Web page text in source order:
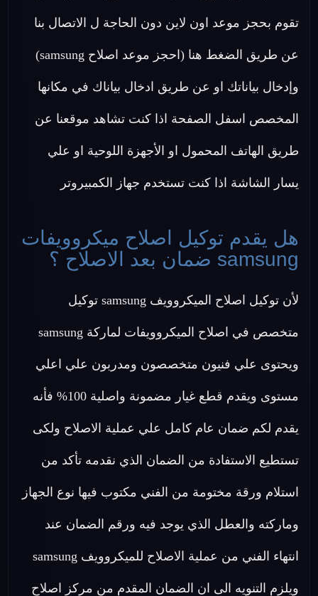
تقوم بحجز موعد اون لاين دون الحاجة ل الاتصال بنا
عن طريق الضغط هنا (احجز موعد اصلاح samsung)
وإدخال بياناتك او عن طريق ادخال بياناك في مكانها
المخصص اسفل الصفحة اذا كنت تشاهد موقعنا عن
طريق الهاتف المحمول او الأجهزة اللوحية او علي
يسار الشاشة اذا كنت تستخدم جهاز الكمبيروتر
هل يقدم توكيل اصلاح ميكروويفات
samsung ضمان بعد الاصلاح ؟
لأن توكيل اصلاح الميكروويف samsung توكيل
متخصص في اصلاح الميكروويفات لماركة samsung
ويحتوى علي فنيون متخصصون ومدربون علي اعلي
مستوى ويقدم قطع غيار مضمونة واصلية 100% فأنه
يقدم لكم ضمان عام كامل علي عملية الاصلاح ولكى
تستطيع الاستفادة من الضمان الذي نقدمه تأكد من
استلام ورقة مختومة من الفني مكتوب فيها نوع الجهاز
وماركته والعطل الذي يوجد فيه ورقم الضمان عند
انتهاء الفني من عملية الاصلاح للميكروويف samsung
ويلزم التنويه الى ان الضمان المقدم من مركز اصلاح